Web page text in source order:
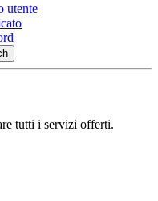
utente
tutti i servizi offerti.